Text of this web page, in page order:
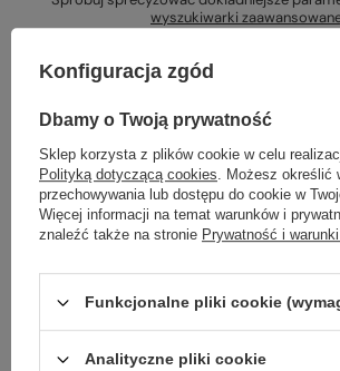
wyszukiwarki
Szukasz produktu, którego
ofercie?
naszym sklepie, możesz skorzystać ze
przesłać nam opis szukanego przedmiotu. Aby
zalogowany.
Konfiguracja zgód
Dbamy o Twoją prywatność
Sklep korzysta z plików cookie w celu
Polityką dotyczącą cookies. Możesz określić
przechowywania lub dostępu do cookie w
Więcej informacji na temat warunków i
znaleźć także na stronie Prywatność i
Funkcjonalne pliki cookie
Analityczne pliki cookie